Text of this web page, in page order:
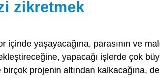
zikretmek
içinde yaşayacağına, parasının ve
yapacağı işlerde çok
projenin altından kalkacağına,